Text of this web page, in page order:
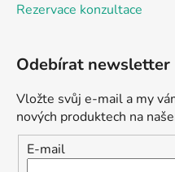
Rezervace konzultace
Odebírat newsletter
Vložte svůj e-mail a my
nových produktech na
E-mail